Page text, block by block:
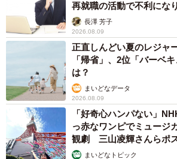
再就職の活動で不利にな
アカウンセラーが解説】
長澤 芳子
2026.08.09
正直しんどい夏のレジャ
「帰省」、2位「バーベ
は？
まいどなデータ
2026.08.09
「好奇心ハンパない」
っ赤なワンピでミュージ
観劇 三山凌輝さんらポ
まいどなトピック